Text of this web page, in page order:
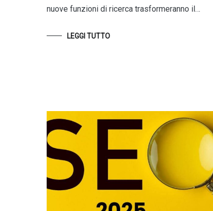
nuove funzioni di ricerca trasformeranno il…
LEGGI TUTTO